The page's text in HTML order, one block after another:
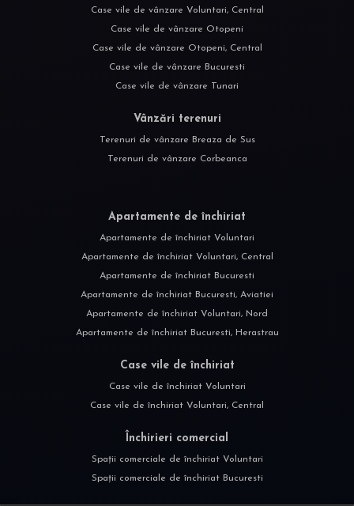
Apartamente de închiriat
Apartamente de închiriat Voluntari
Apartamente de închiriat Voluntari, Central
Apartamente de închiriat Bucuresti, Aviatiei
Apartamente de închiriat Voluntari, Nord
Apartamente de închiriat Bucuresti, Herastrau
Case vile de închiriat Voluntari
Închirieri comercial